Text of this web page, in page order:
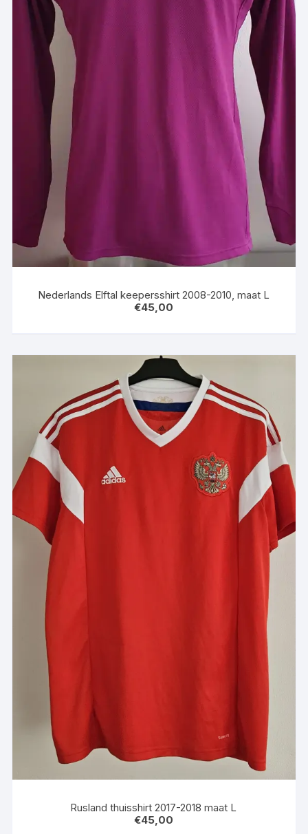
Nederlands Elftal keepersshirt 2008-2010, maat L
€45,00
Rusland thuisshirt 2017-2018 maat L
€45,00